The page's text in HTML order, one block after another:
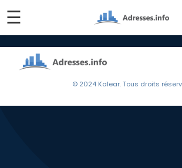
☰
© 2024 Kalear. Tous droits